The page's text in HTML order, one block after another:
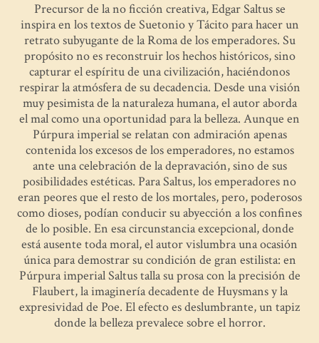
Precursor de la no ficción creativa, Edgar Saltus se
inspira en los textos de Suetonio y Tácito para hacer un
retrato subyugante de la Roma de los emperadores. Su
propósito no es reconstruir los hechos históricos, sino
capturar el espíritu de una civilización, haciéndonos
respirar la atmósfera de su decadencia. Desde una visión
muy pesimista de la naturaleza humana, el autor aborda
el mal como una oportunidad para la belleza. Aunque en
Púrpura imperial se relatan con admiración apenas
contenida los excesos de los emperadores, no estamos
ante una celebración de la depravación, sino de sus
posibilidades estéticas. Para Saltus, los emperadores no
eran peores que el resto de los mortales, pero, poderosos
como dioses, podían conducir su abyección a los confines
de lo posible. En esa circunstancia excepcional, donde
está ausente toda moral, el autor vislumbra una ocasión
única para demostrar su condición de gran estilista: en
Púrpura imperial Saltus talla su prosa con la precisión de
Flaubert, la imaginería decadente de Huysmans y la
expresividad de Poe. El efecto es deslumbrante, un tapiz
donde la belleza prevalece sobre el horror.